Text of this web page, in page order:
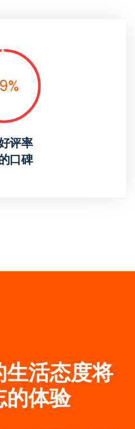
%
评率
口碑
生活态度将
的体验